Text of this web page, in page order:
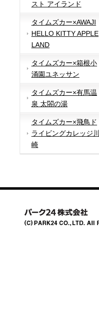
スト アイランド
タイムズカー×AWAJI
HELLO KITTY APPLE
LAND
タイムズカー×箱根小
涌園ユネッサン
タイムズカー×有馬温
泉 太閤の湯
タイムズカー×飛鳥ド
ライビングカレッジ川
崎